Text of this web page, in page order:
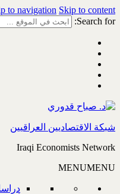
to navigation Skip to content
Search for:
شبكة الاقتصاديين العراقيين
Iraqi Economists Network
MENUMENU